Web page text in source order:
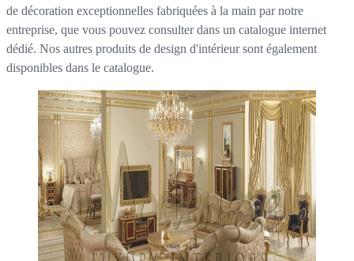
de décoration exceptionnelles fabriquées à la main par notre
entreprise, que vous pouvez consulter dans un catalogue internet
dédié. Nos autres produits de design d'intérieur sont également
disponibles dans le catalogue.